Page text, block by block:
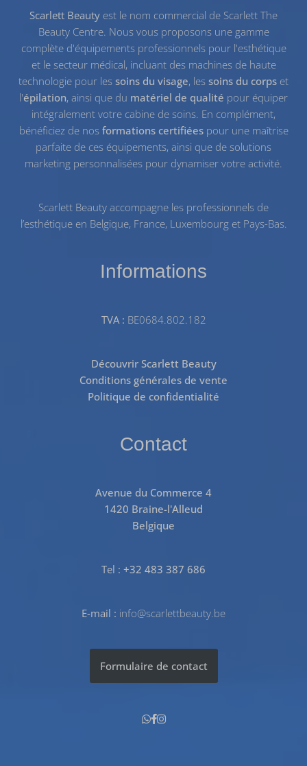
Scarlett Beauty est le nom commercial de Scarlett The
Beauty Centre. Nous vous proposons une gamme
complète d'équipements professionnels pour l'esthétique
et le secteur médical, incluant des machines de haute
technologie pour les soins du visage, les soins du corps et
l'épilation, ainsi que du matériel de qualité pour équiper
intégralement votre cabine de soins. En complément,
bénéficiez de nos formations certifiéespour une maîtrise
parfaite de ces équipements, ainsi que de solutions
marketing personnalisées pour dynamiser votre activité.
Scarlett Beauty accompagne les professionnels de
l’esthétique en Belgique, France, Luxembourg et Pays-Bas.
Informations
TVA : BE0684.802.182
Découvrir Scarlett Beauty
Conditions générales de vente
Politique de confidentialité
Contact
Avenue du Commerce 4
1420 Braine-l'Alleud
Belgique
Tel : +32 483 387 686
E-mail : info@scarlettbeauty.be
Formulaire de contact